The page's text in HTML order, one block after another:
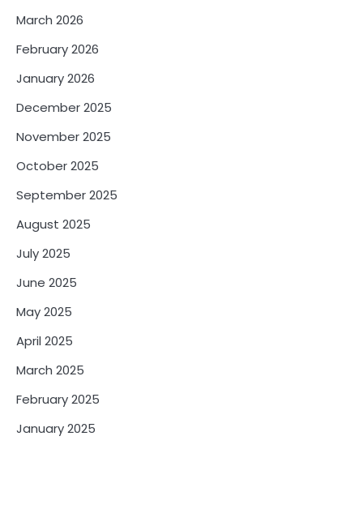
March 2026
February 2026
January 2026
December 2025
November 2025
October 2025
September 2025
August 2025
July 2025
June 2025
May 2025
April 2025
March 2025
February 2025
January 2025